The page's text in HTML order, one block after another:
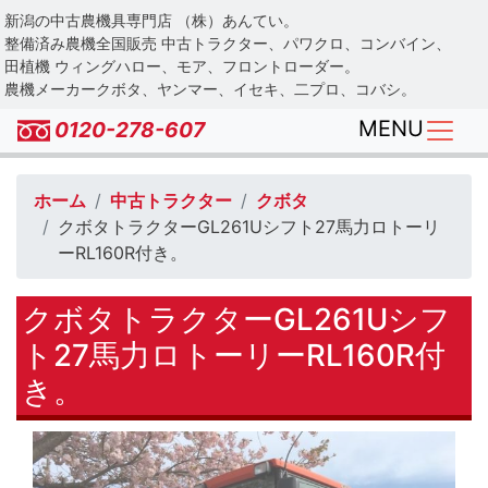
Skip
to
main
content
新潟の中古農機具専門店 （株）あんてい。
整備済み農機全国販売 中古トラクター、パワクロ、コンバイン、
田植機 ウィングハロー、モア、フロントローダー。
農機メーカークボタ、ヤンマー、イセキ、二プロ、コバシ。
0120-278-607 MENU
ホーム 中古トラクター
クボタ
クボタトラクターGL261Uシフト27馬力ロトーリ
ーRL160R付き。
クボタトラクターGL261Uシフ
ト27馬力ロトーリーRL160R付
き。